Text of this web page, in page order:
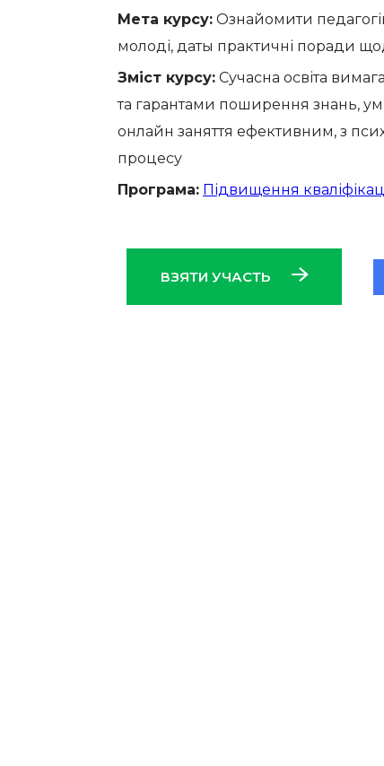
Мета курсу: Ознайомити
молоді, даты практичні поради
Зміст курсу: Сучасна освіта
та гарантами поширення знань,
онлайн заняття ефективним, з
процесу
Програма: Підвищення
ВЗЯТИ УЧАСТЬ